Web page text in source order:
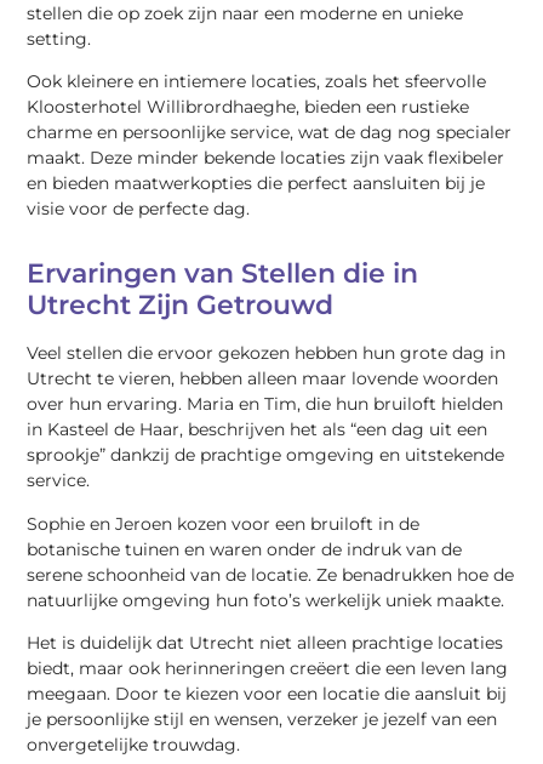
stellen die op zoek zijn naar een moderne en unieke
setting.
Ook kleinere en intiemere locaties, zoals het sfeervolle
Kloosterhotel Willibrordhaeghe, bieden een rustieke
charme en persoonlijke service, wat de dag nog specialer
maakt. Deze minder bekende locaties zijn vaak flexibeler
en bieden maatwerkopties die perfect aansluiten bij je
visie voor de perfecte dag.
Ervaringen van Stellen die in
Utrecht Zijn Getrouwd
Veel stellen die ervoor gekozen hebben hun grote dag in
Utrecht te vieren, hebben alleen maar lovende woorden
over hun ervaring. Maria en Tim, die hun bruiloft hielden
in Kasteel de Haar, beschrijven het als “een dag uit een
sprookje” dankzij de prachtige omgeving en uitstekende
service.
Sophie en Jeroen kozen voor een bruiloft in de
botanische tuinen en waren onder de indruk van de
serene schoonheid van de locatie. Ze benadrukken hoe de
natuurlijke omgeving hun foto’s werkelijk uniek maakte.
Het is duidelijk dat Utrecht niet alleen prachtige locaties
biedt, maar ook herinneringen creëert die een leven lang
meegaan. Door te kiezen voor een locatie die aansluit bij
je persoonlijke stijl en wensen, verzeker je jezelf van een
onvergetelijke trouwdag.